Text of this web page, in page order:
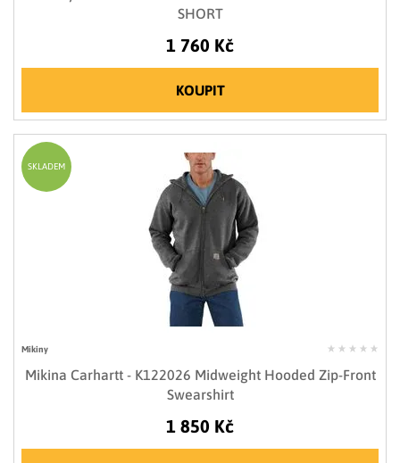
SHORT
1 760 Kč
KOUPIT
Mikiny
Mikina Carhartt - K122026 Midweight Hooded Zip-Front
Swearshirt
1 850 Kč
SKLADEM